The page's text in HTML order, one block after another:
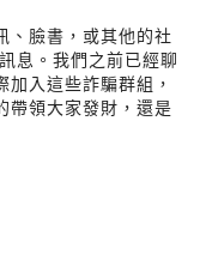
、臉書，或其他的社
息。我們之前已經聊
入這些詐騙群組，
帶領大家發財，還是